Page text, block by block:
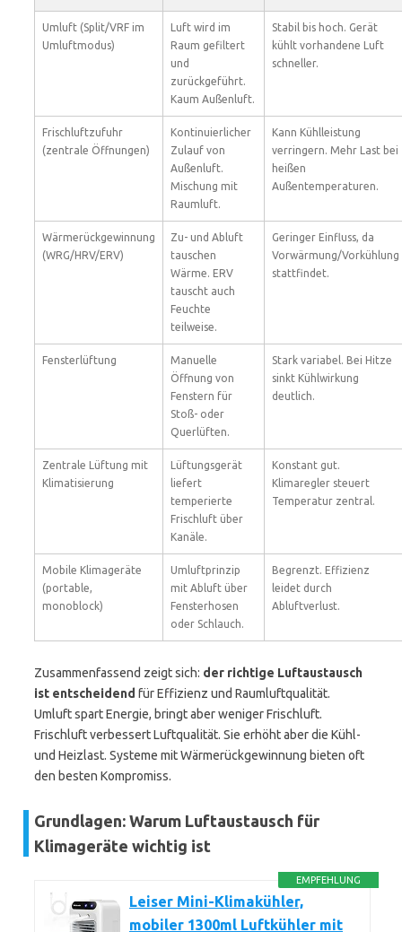
Umluft (Split/VRF im
Umluftmodus)
Luft wird im
Raum gefiltert
und
zurückgeführt.
Kaum Außenluft.
Stabil bis hoch. Gerät
kühlt vorhandene Luft
schneller.
Frischluftzufuhr
(zentrale Öffnungen)
Kontinuierlicher
Zulauf von
Außenluft.
Mischung mit
Raumluft.
Kann Kühlleistung
verringern. Mehr Last bei
heißen
Außentemperaturen.
Wärmerückgewinnung
(WRG/HRV/ERV)
Zu- und Abluft
tauschen
Wärme. ERV
tauscht auch
Feuchte
teilweise.
Geringer Einfluss, da
Vorwärmung/Vorkühlung
stattfindet.
Fensterlüftung
Manuelle
Öffnung von
Fenstern für
Stoß- oder
Querlüften.
Stark variabel. Bei Hitze
sinkt Kühlwirkung
deutlich.
Zentrale Lüftung mit
Klimatisierung
Lüftungsgerät
liefert
temperierte
Frischluft über
Kanäle.
Konstant gut.
Klimaregler steuert
Temperatur zentral.
Mobile Klimageräte
(portable,
monoblock)
Umluftprinzip
mit Abluft über
Fensterhosen
oder Schlauch.
Begrenzt. Effizienz
leidet durch
Abluftverlust.
Zusammenfassend zeigt sich: der richtige Luftaustausch
ist entscheidend für Effizienz und Raumluftqualität.
Umluft spart Energie, bringt aber weniger Frischluft.
Frischluft verbessert Luftqualität. Sie erhöht aber die Kühl-
und Heizlast. Systeme mit Wärmerückgewinnung bieten oft
den besten Kompromiss.
Grundlagen: Warum Luftaustausch für
Klimageräte wichtig ist
EMPFEHLUNG
Leiser Mini-Klimakühler,
mobiler 1300ml Luftkühler mit